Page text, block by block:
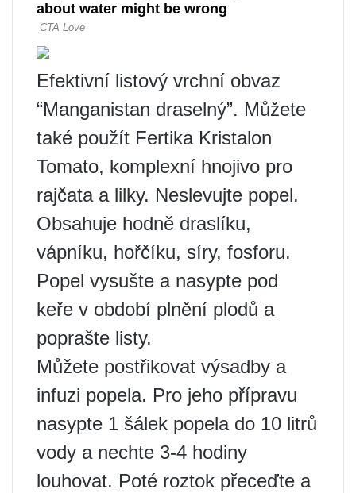
Efektivní listový vrchní obvaz
“Manganistan draselný”. Můžete
také použít Fertika Kristalon
Tomato, komplexní hnojivo pro
rajčata a lilky. Neslevujte popel.
Obsahuje hodně draslíku,
vápníku, hořčíku, síry, fosforu.
Popel vysušte a nasypte pod
keře v období plnění plodů a
poprašte listy.
Můžete postřikovat výsadby a
infuzi popela. Pro jeho přípravu
nasypte 1 šálek popela do 10 litrů
vody a nechte 3-4 hodiny
louhovat. Poté roztok přeceďte a